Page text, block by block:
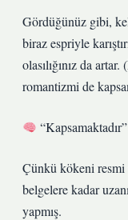
Gördüğünüz gibi,
biraz espriyle
olasılığınız da
romantizmi de
Çünkü kökeni resmi
belgelere kadar
yapmış.